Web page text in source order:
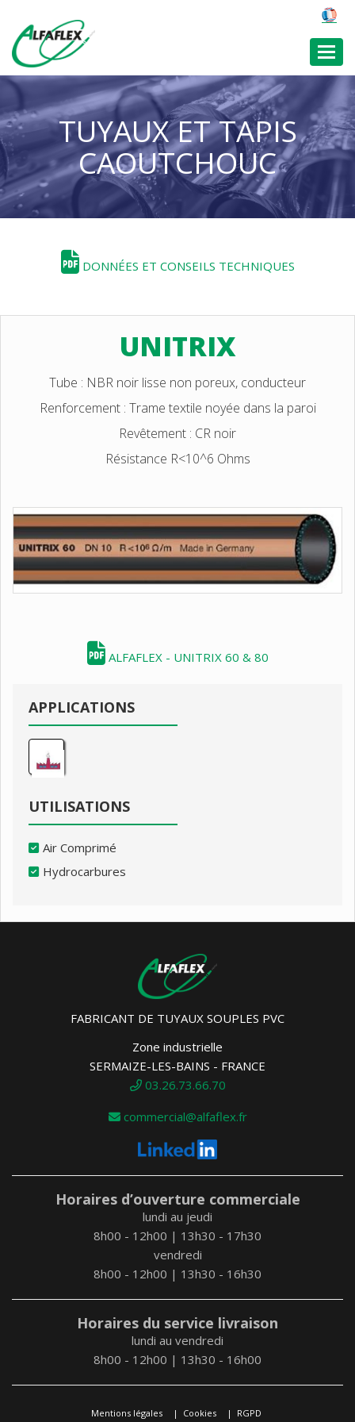
TUYAUX ET TAPIS
CAOUTCHOUC
DONNÉES ET CONSEILS TECHNIQUES
UNITRIX
Tube : NBR noir lisse non poreux, conducteur
Renforcement : Trame textile noyée dans la paroi
Revêtement : CR noir
Résistance R<10^6 Ohms
ALFAFLEX - UNITRIX 60 & 80
APPLICATIONS
UTILISATIONS
Air Comprimé
Hydrocarbures
FABRICANT DE TUYAUX SOUPLES PVC
Zone industrielle
SERMAIZE-LES-BAINS - FRANCE
03.26.73.66.70
commercial@alfaflex.fr
Horaires d’ouverture commerciale
lundi au jeudi
8h00 - 12h00 | 13h30 - 17h30
vendredi
8h00 - 12h00 | 13h30 - 16h30
Horaires du service livraison
lundi au vendredi
8h00 - 12h00 | 13h30 - 16h00
Mentions légales Cookies RGPD